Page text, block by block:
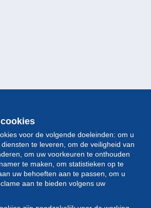
voor de volgende doeleinden: om u
te leveren, om de veiligheid van
om uw voorkeuren te onthouden
te maken, om statistieken op te
uw behoeften aan te passen, om u
aan te bieden volgens uw